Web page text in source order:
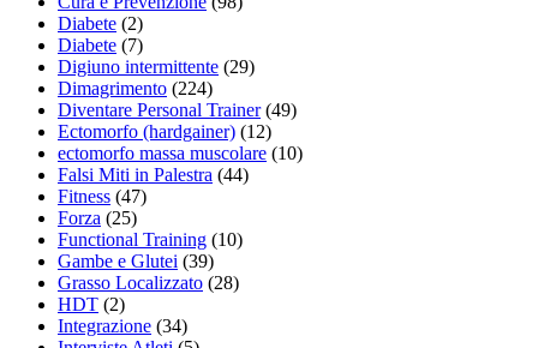
Diabete (2)
Diabete (7)
Digiuno intermittente (29)
Dimagrimento (224)
Diventare Personal Trainer(49)
Ectomorfo (hardgainer) (12)
ectomorfo massa muscolare (10)
Falsi Miti in Palestra (44)
Fitness (47)
Forza (25)
Functional Training (10)
Gambe e Glutei (39)
Grasso Localizzato (28)
HDT (2)
Integrazione (34)